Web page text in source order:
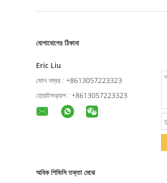
যোগাযোগের ঠিকানা
Eric Liu
ফোন নম্বর : +8613057223323
হোয়াটসঅ্যাপ : +8613057223323
অধিক পিভিসি তক্তা মেঝে